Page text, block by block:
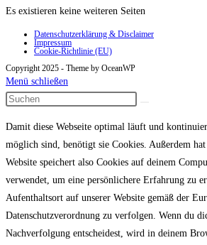
Es existieren keine weiteren Seiten
Datenschutzerklärung & Disclaimer
Impressum
Cookie-Richtlinie (EU)
Copyright 2025 - Theme by OceanWP
Menü schließen
Damit diese Webseite optimal läuft und
möglich sind, benötigt sie Cookies. Außerdem
Website speichert also Cookies auf deinem
verwendet, um eine persönlichere Erfahrung zu
Aufenthaltsort auf unserer Website gemäß der
Datenschutzverordnung zu verfolgen. Wenn du
Nachverfolgung entscheidest, wird in deinem